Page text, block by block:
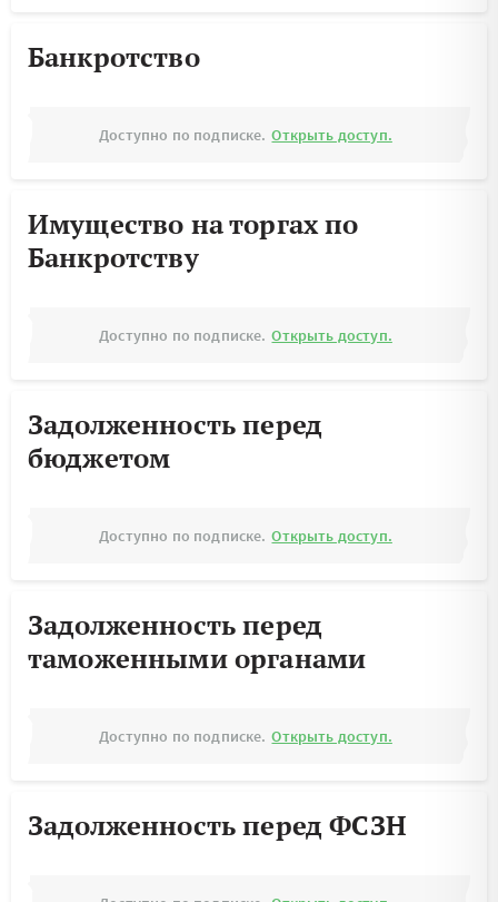
Банкротство
Доступно по подписке. Открыть доступ.
Имущество на торгах по
Банкротству
Доступно по подписке. Открыть доступ.
Задолженность перед
бюджетом
Доступно по подписке. Открыть доступ.
Задолженность перед
таможенными органами
Доступно по подписке. Открыть доступ.
Задолженность перед ФСЗН